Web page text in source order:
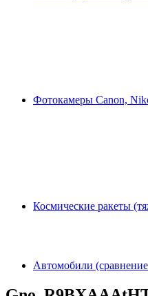
Фотокамеры Canon,
Космические ракеты
Автомобили